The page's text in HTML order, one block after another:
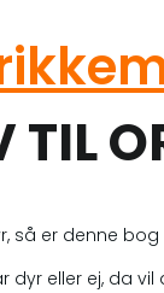
TIL
så er denne bog
dyr eller ej, da